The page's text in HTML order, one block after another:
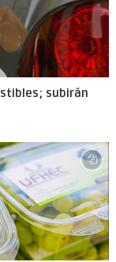
subirán